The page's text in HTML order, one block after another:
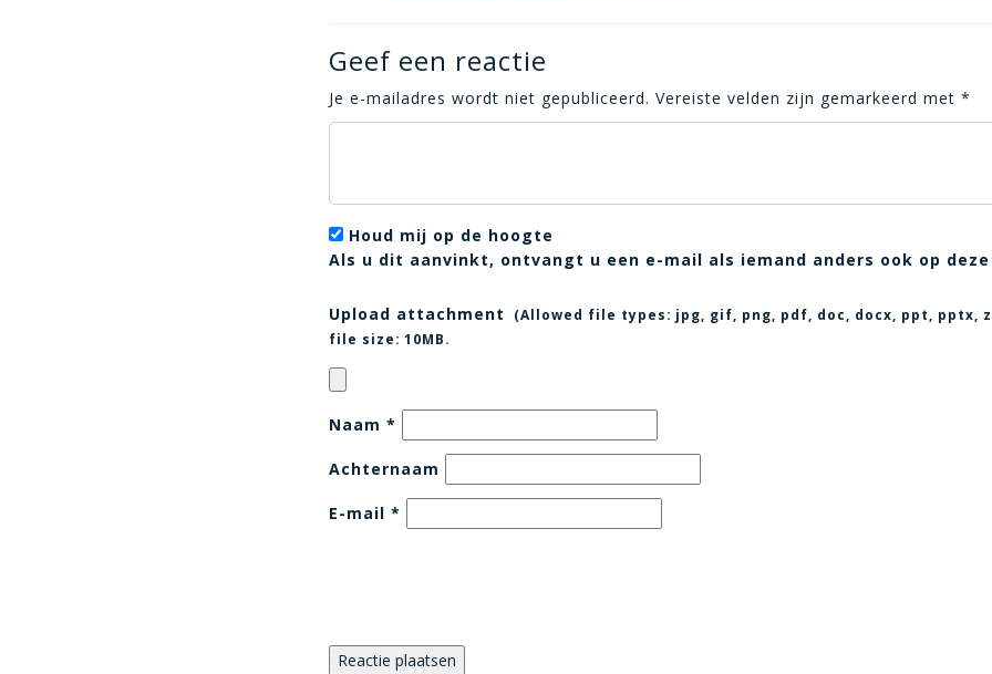
Geef een reactie
Je e-mailadres wordt niet gepubliceerd. Vereiste velden zijn gemarkeerd met *
Houd mij op de hoogte
Als u dit aanvinkt, ontvangt u een e-mail als iemand anders ook op
Upload attachment (Allowed file types: jpg, gif, png, pdf, doc, docx, ppt, pptx,
file size: 10MB.
Naam *
Achternaam
E-mail *